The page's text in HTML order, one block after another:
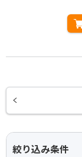
絞り込み条件